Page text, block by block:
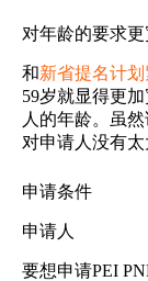
对年龄的要求更
和新省提名计划
59岁就显得更
人的年龄。虽
对申请人没有太
申请条件
申请人
要想申请PEI